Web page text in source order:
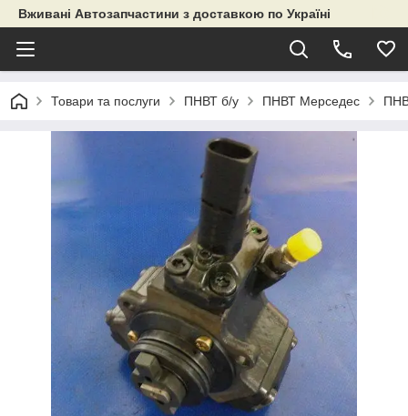
Вживані Автозапчастини з доставкою по Україні
Товари та послуги ПНВТ б/у ПНВТ Мерседес